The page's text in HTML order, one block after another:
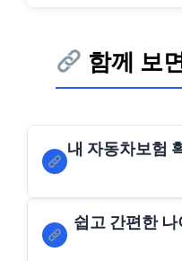
함께 보
내 자동차보험
쉽고 간편한